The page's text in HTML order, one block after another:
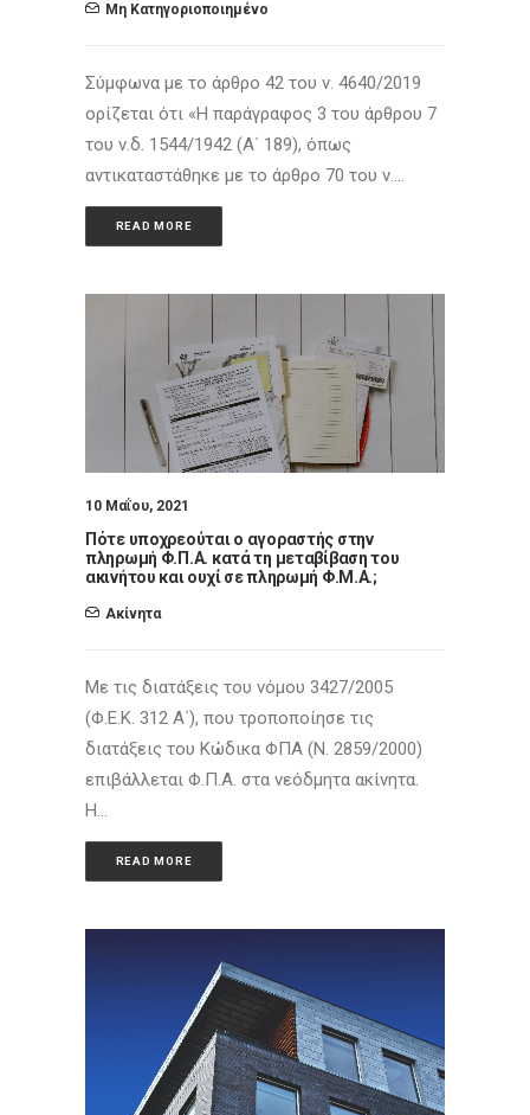
Μη Κατηγοριοποιημένο
Σύμφωνα με το άρθρο 42 του ν. 4640/2019
ορίζεται ότι «Η παράγραφος 3 του άρθρου 7
του ν.δ. 1544/1942 (Α΄ 189), όπως
αντικαταστάθηκε με το άρθρο 70 του ν.…
READ MORE
10 Μαΐου, 2021
Πότε υποχρεούται ο αγοραστής στην
πληρωμή Φ.Π.Α. κατά τη μεταβίβαση του
ακινήτου και ουχί σε πληρωμή Φ.Μ.Α.;
Ακίνητα
Με τις διατάξεις του νόμου 3427/2005
(Φ.Ε.Κ. 312 Α΄), που τροποποίησε τις
διατάξεις του Κώδικα ΦΠΑ (Ν. 2859/2000)
επιβάλλεται Φ.Π.Α. στα νεόδμητα ακίνητα.
Η…
READ MORE